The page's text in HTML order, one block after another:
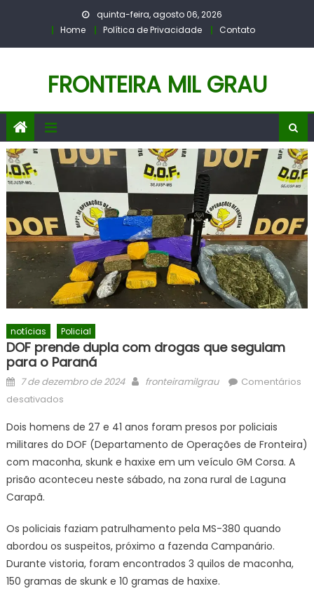
quinta-feira, agosto 06, 2026
Home
Política de Privacidade Contato
FRONTEIRA MIL GRAU
notícias Policial
DOF prende dupla com drogas que seguiam
para o Paraná
Posted
on
7 de dezembro de 2024 Author
fronteiramilgrau
Comentários
desativadosem
prende
dupla
com
drogas
para
o
Paraná
Dois homens de 27 e 41 anos foram presos por policiais
militares do DOF (Departamento de Operações de Fronteira)
com maconha, skunk e haxixe em um veículo GM Corsa. A
prisão aconteceu neste sábado, na zona rural de Laguna
Carapã.
Os policiais faziam patrulhamento pela MS-380 quando
abordou os suspeitos, próximo a fazenda Campanário.
Durante vistoria, foram encontrados 3 quilos de maconha,
150 gramas de skunk e 10 gramas de haxixe.